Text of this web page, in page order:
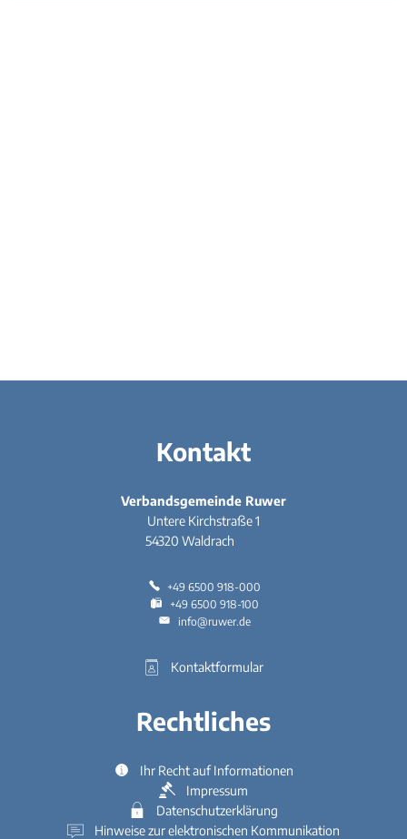
Kontakt
Verbandsgemeinde Ruwer
Untere Kirchstraße 1
54320 Waldrach
+49 6500 918-000
+49 6500 918-100
info@ruwer.de
Kontaktformular
Rechtliches
Ihr Recht auf Informationen
Impressum
Datenschutzerklärung
Hinweise zur elektronischen Kommunikation